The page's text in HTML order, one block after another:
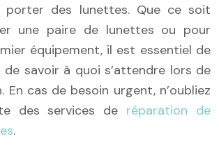
porter des lunettes. Que ce soit
une paire de lunettes ou pour
équipement, il est essentiel de
savoir à quoi s’attendre lors de
En cas de besoin urgent, n’oubliez
des services de réparation de
.